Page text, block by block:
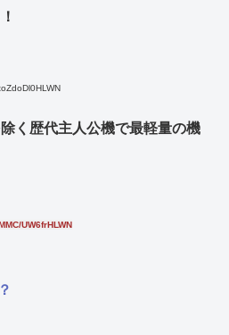
く歴代主人公機で最軽量の機
UW6frHLWN